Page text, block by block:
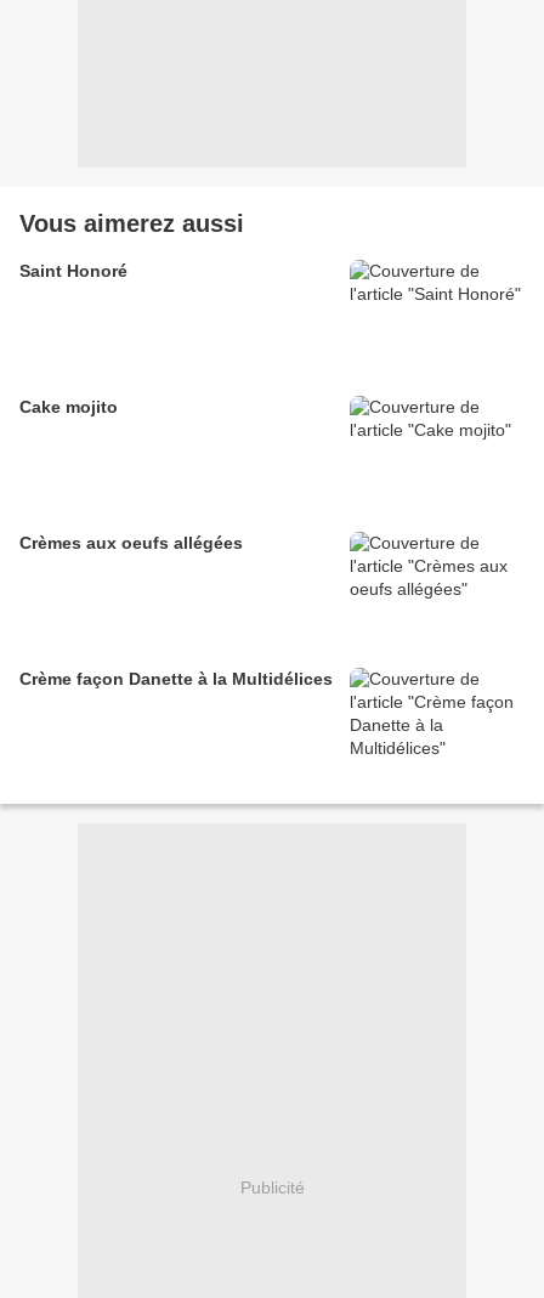
Vous aimerez aussi
Saint Honoré
Cake mojito
Crèmes aux oeufs allégées
Crème façon Danette à la Multidélices
Publicité